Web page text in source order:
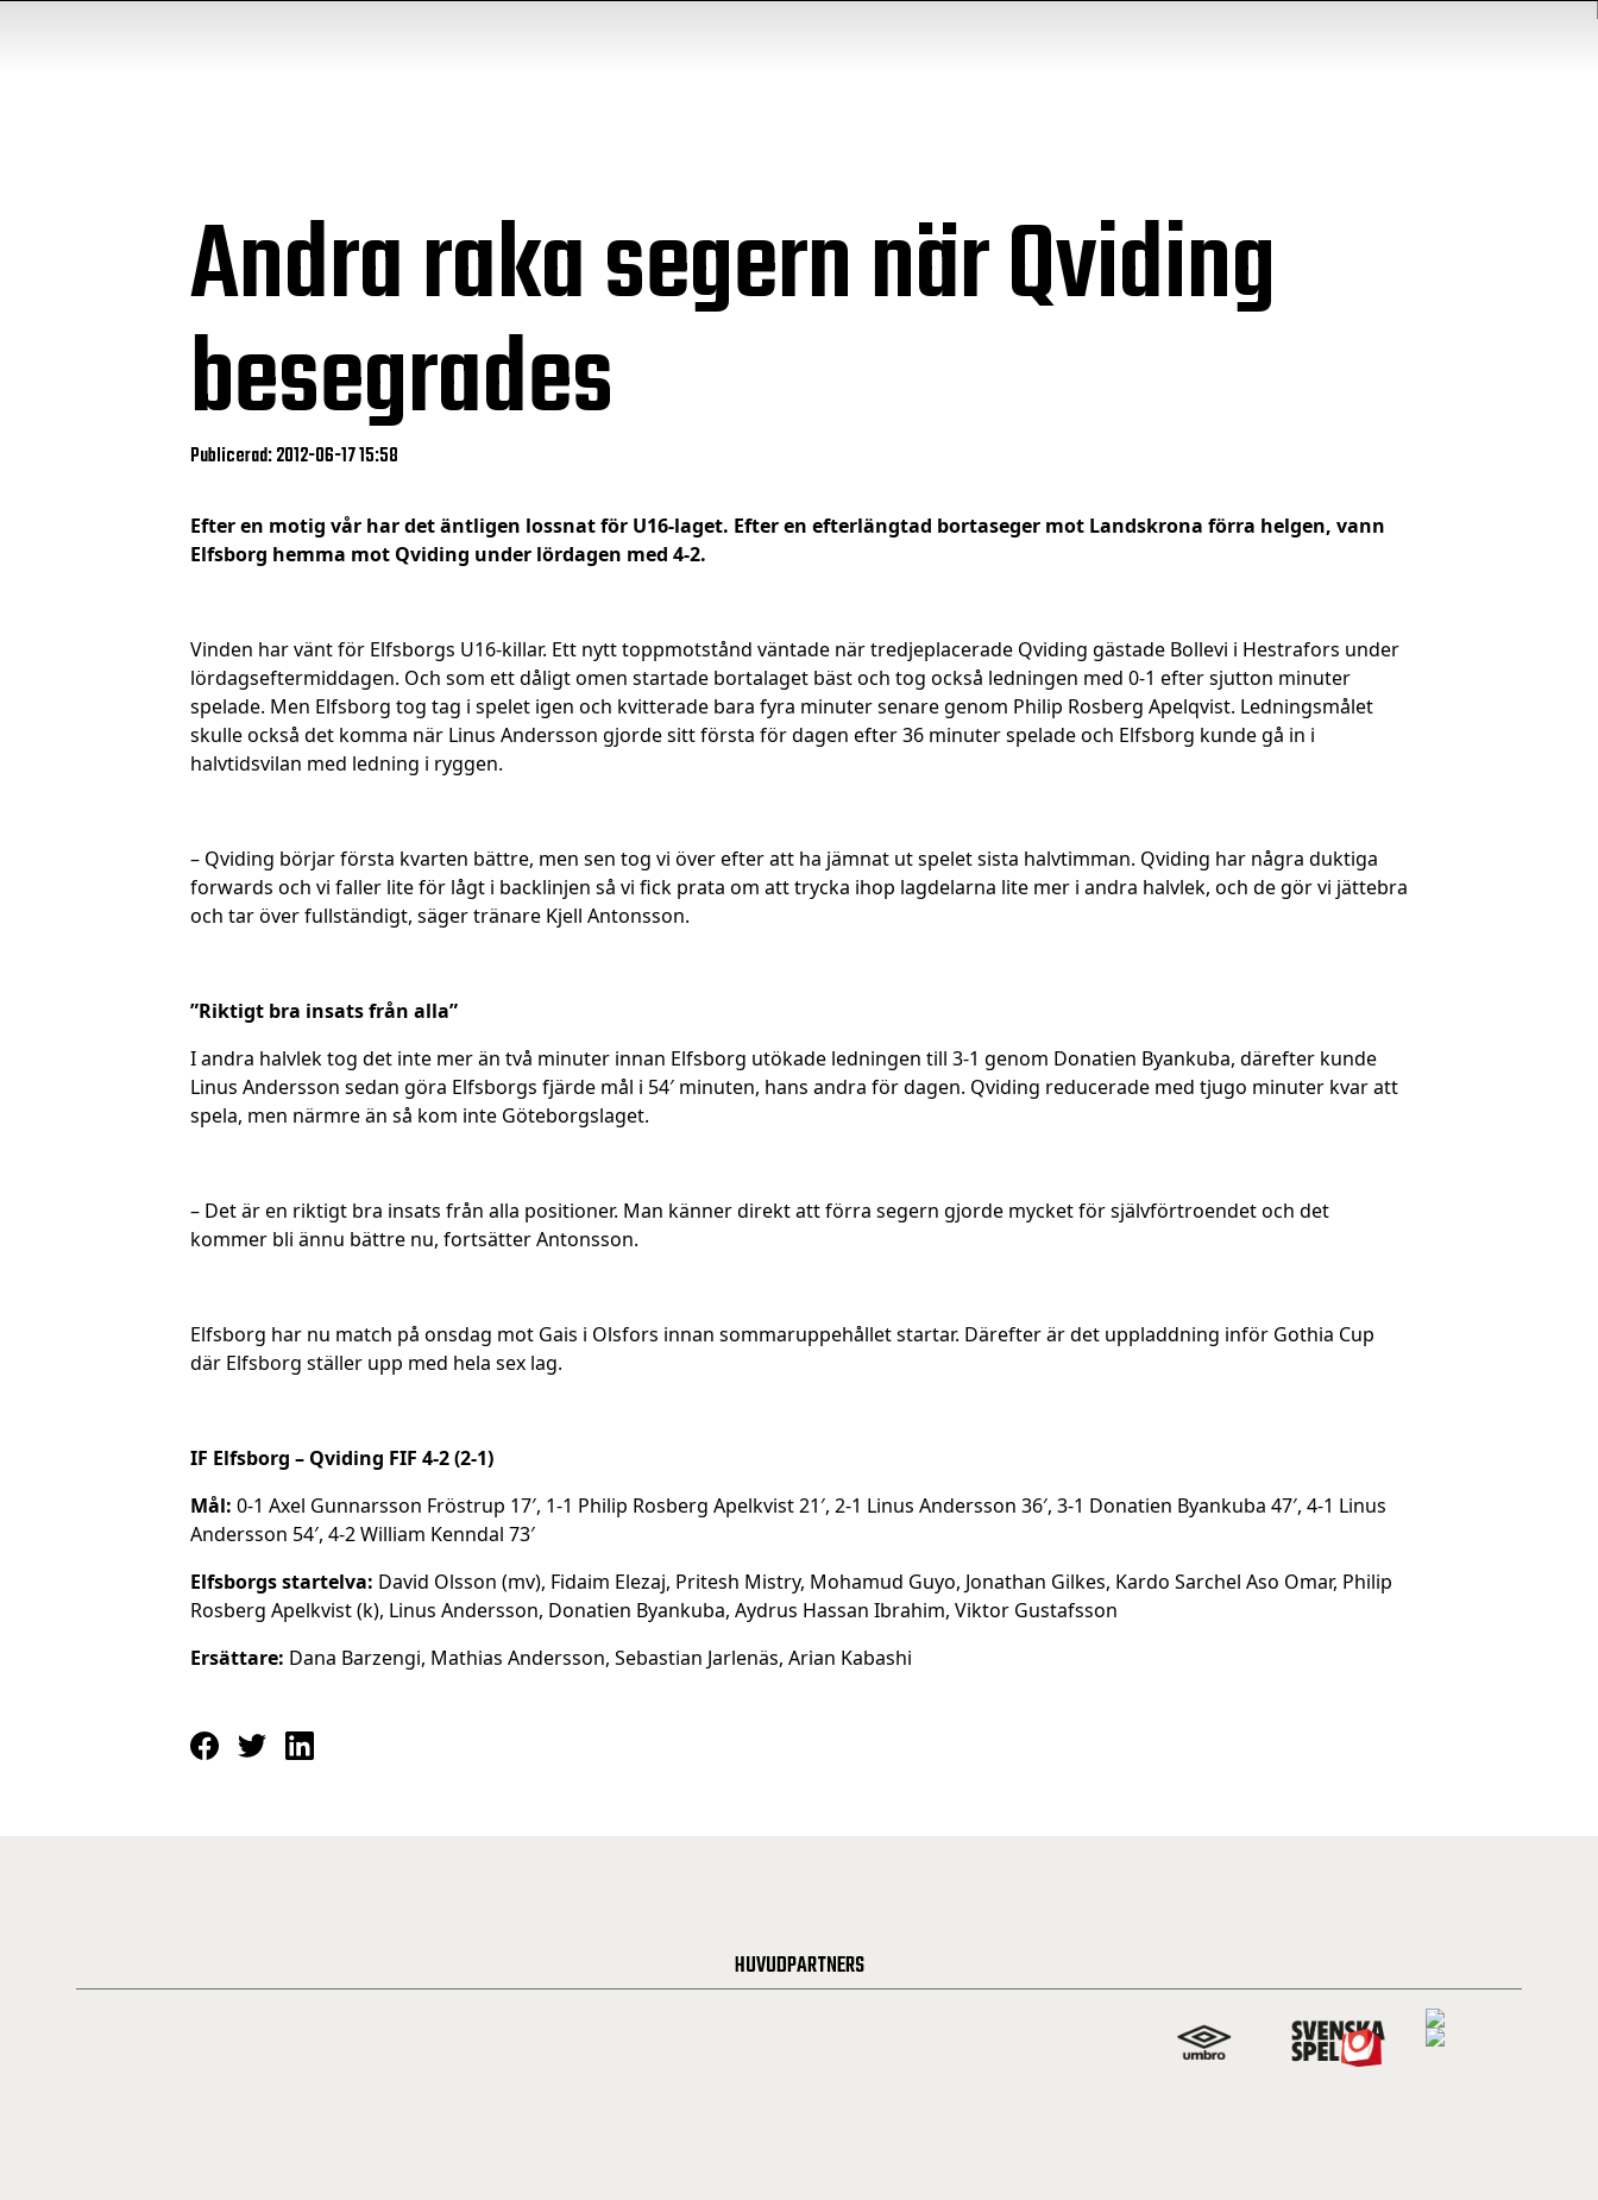
Andra raka segern när Qviding
besegrades
Publicerad: 2012-06-17 15:58
Efter en motig vår har det äntligen lossnat för U16-laget. Efter en efterlängtad bortaseger mot Landskrona förra helgen, vann
Elfsborg hemma mot Qviding under lördagen med 4-2.
Vinden har vänt för Elfsborgs U16-killar. Ett nytt toppmotstånd väntade när tredjeplacerade Qviding gästade Bollevi i Hestrafors under
lördagseftermiddagen. Och som ett dåligt omen startade bortalaget bäst och tog också ledningen med 0-1 efter sjutton minuter
spelade. Men Elfsborg tog tag i spelet igen och kvitterade bara fyra minuter senare genom Philip Rosberg Apelqvist. Ledningsmålet
skulle också det komma när Linus Andersson gjorde sitt första för dagen efter 36 minuter spelade och Elfsborg kunde gå in i
halvtidsvilan med ledning i ryggen.
– Qviding börjar första kvarten bättre, men sen tog vi över efter att ha jämnat ut spelet sista halvtimman. Qviding har några duktiga
forwards och vi faller lite för lågt i backlinjen så vi fick prata om att trycka ihop lagdelarna lite mer i andra halvlek, och de gör vi jättebra
och tar över fullständigt, säger tränare Kjell Antonsson.
”Riktigt bra insats från alla”
I andra halvlek tog det inte mer än två minuter innan Elfsborg utökade ledningen till 3-1 genom Donatien Byankuba, därefter kunde
Linus Andersson sedan göra Elfsborgs fjärde mål i 54′ minuten, hans andra för dagen. Qviding reducerade med tjugo minuter kvar att
spela, men närmre än så kom inte Göteborgslaget.
– Det är en riktigt bra insats från alla positioner. Man känner direkt att förra segern gjorde mycket för självförtroendet och det
kommer bli ännu bättre nu, fortsätter Antonsson.
Elfsborg har nu match på onsdag mot Gais i Olsfors innan sommaruppehållet startar. Därefter är det uppladdning inför Gothia Cup
där Elfsborg ställer upp med hela sex lag.
IF Elfsborg – Qviding FIF 4-2 (2-1)
Mål: 0-1 Axel Gunnarsson Fröstrup 17′, 1-1 Philip Rosberg Apelkvist 21′, 2-1 Linus Andersson 36′, 3-1 Donatien Byankuba 47′, 4-1 Linus
Andersson 54′, 4-2 William Kenndal 73′
Elfsborgs startelva: David Olsson (mv), Fidaim Elezaj, Pritesh Mistry, Mohamud Guyo, Jonathan Gilkes, Kardo Sarchel Aso Omar, Philip
Rosberg Apelkvist (k), Linus Andersson, Donatien Byankuba, Aydrus Hassan Ibrahim, Viktor Gustafsson
Ersättare: Dana Barzengi, Mathias Andersson, Sebastian Jarlenäs, Arian Kabashi
HUVUDPARTNERS